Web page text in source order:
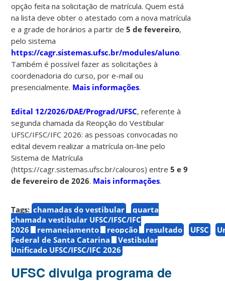
opção feita na solicitação de matrícula. Quem está
na lista deve obter o atestado com a nova matrícula
e a grade de horários a partir de5 de fevereiro,
pelo sistema
https://cagr.sistemas.ufsc.br/modules/aluno.
Também é possível fazer as solicitações à
coordenadoria do curso, por e-mail ou
presencialmente. Mais informações.
Edital 12/2026/DAE/Prograd/UFSC, referente à
segunda chamada da Reopção do Vestibular
UFSC/IFSC/IFC 2026: as pessoas convocadas no
edital devem realizar a matrícula on-line pelo
Sistema de Matrícula
(https://cagr.sistemas.ufsc.br/calouros) entre5 e 9
de fevereiro de 2026. Mais informações.
Tags: chamadas do vestibular
quarta
chamada vestibular UFSC/IFSC/IFC
2026
remanejamento reopção resultado UFSC
Federal de Santa Catarina
Vestibular
Unificado UFSC/IFSC/IFC 2026
UFSC divulga programa de